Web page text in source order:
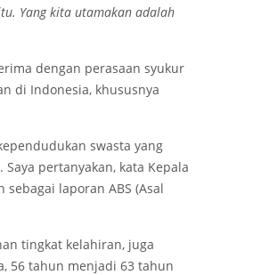
Yang kita utamakan adalah
dengan perasaan syukur
di Indonesia, khususnya
swasta yang
pertanyakan, kata Kepala
laporan ABS (Asal
tingkat kelahiran, juga
56 tahun menjadi 63 tahun